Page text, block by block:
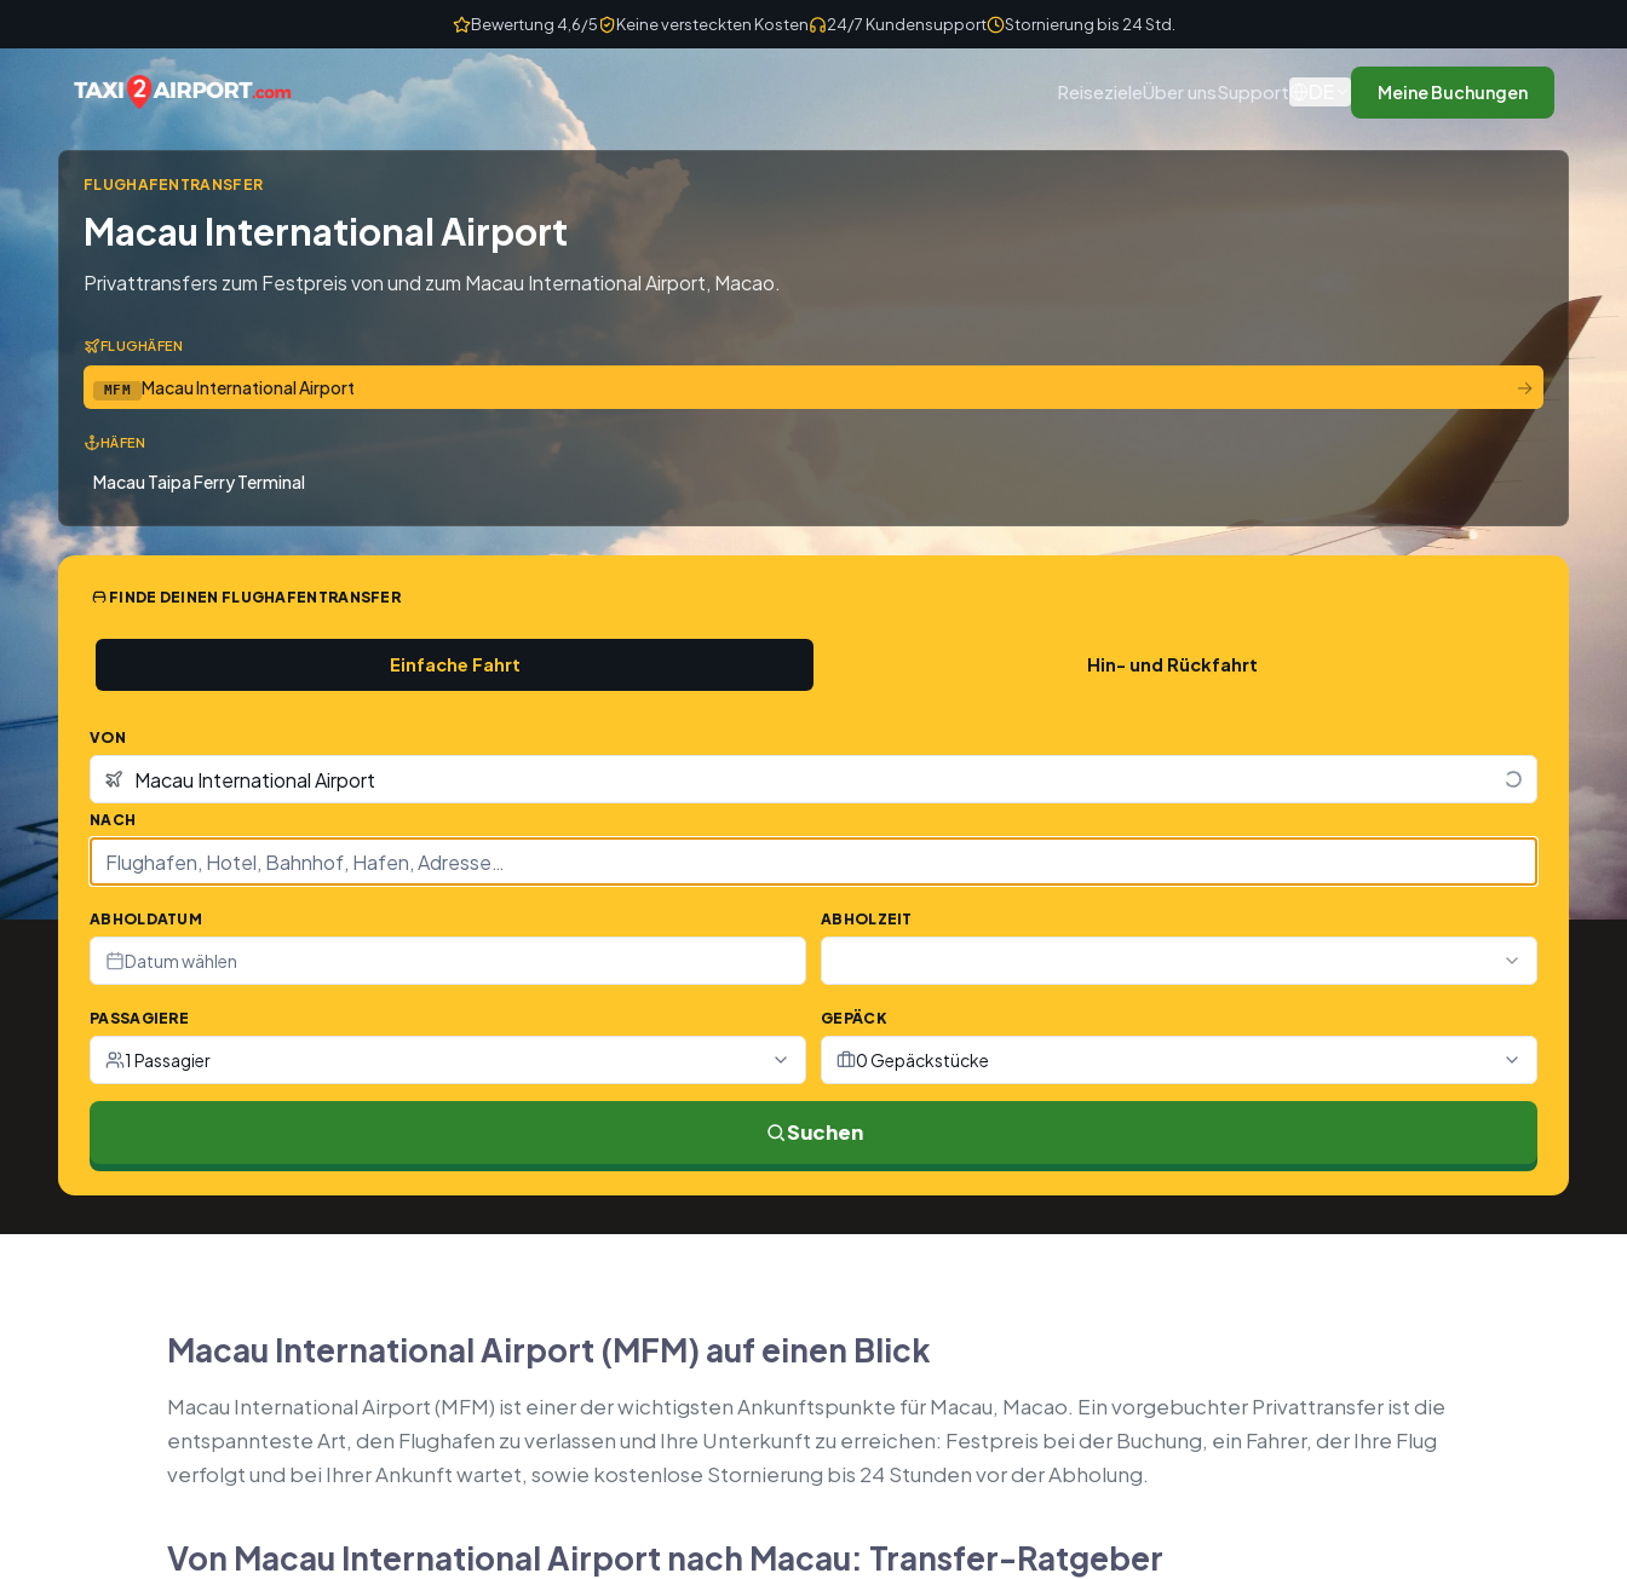
Bewertung 4,6/5 Keine versteckten Kosten 24/7 Kundensupport Stornierung bis 24 Std.
ReisezieleÜber unsSupport Meine Buchungen
FLUGHAFENTRANSFER
Macau International Airport
Privattransfers zum Festpreis von und zum Macau International Airport, Macao.
FLUGHÄFEN
MFM Macau International Airport →
HÄFEN
Macau Taipa Ferry Terminal
FINDE DEINEN FLUGHAFENTRANSFER
Einfache Fahrt Hin- und Rückfahrt
VON
NACH
ABHOLDATUM
Datum wählen
ABHOLZEIT
PASSAGIERE
1 Passagier
GEPÄCK
0 Gepäckstücke
Suchen
Macau International Airport (MFM) auf einen Blick
Macau International Airport (MFM) ist einer der wichtigsten Ankunftspunkte für Macau, Macao. Ein vorgebuchter Privattransfer ist die
entspannteste Art, den Flughafen zu verlassen und Ihre Unterkunft zu erreichen: Festpreis bei der Buchung, ein Fahrer, der Ihre Flug
verfolgt und bei Ihrer Ankunft wartet, sowie kostenlose Stornierung bis 24 Stunden vor der Abholung.
Von Macau International Airport nach Macau: Transfer-Ratgeber